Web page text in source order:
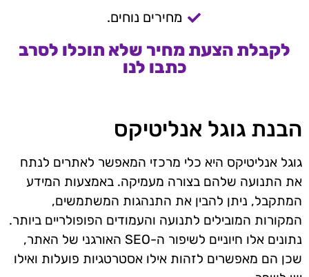
מחירים נוחים.
לקבלת הצעת מחיר שלא תוכלו לסרב
כתבו לנו
הבנת גוגל אנליטיקס
גוגל אנליטיקס היא כלי מרכזי המאפשר לאתרים לנתח
את התנועה שלהם בצורה מעמיקה. באמצעות המידע
המתקבל, ניתן להבין את התנהגות המשתמשים,
המקורות המובילים לתנועה והעמודים הפופולריים ביותר.
נתונים אלו חיוניים לשיפור ה-SEO האורגני של האתר,
שכן הם מאפשרים לזהות אילו אסטרטגיות פועלות ואילו